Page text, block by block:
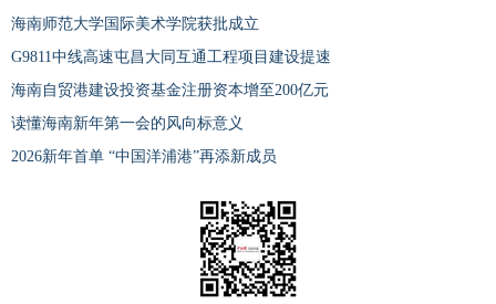
海南师范大学国际美术学院获批成立
G9811中线高速屯昌大同互通工程项目建设提速
海南自贸港建设投资基金注册资本增至200亿元
读懂海南新年第一会的风向标意义
2026新年首单 “中国洋浦港”再添新成员